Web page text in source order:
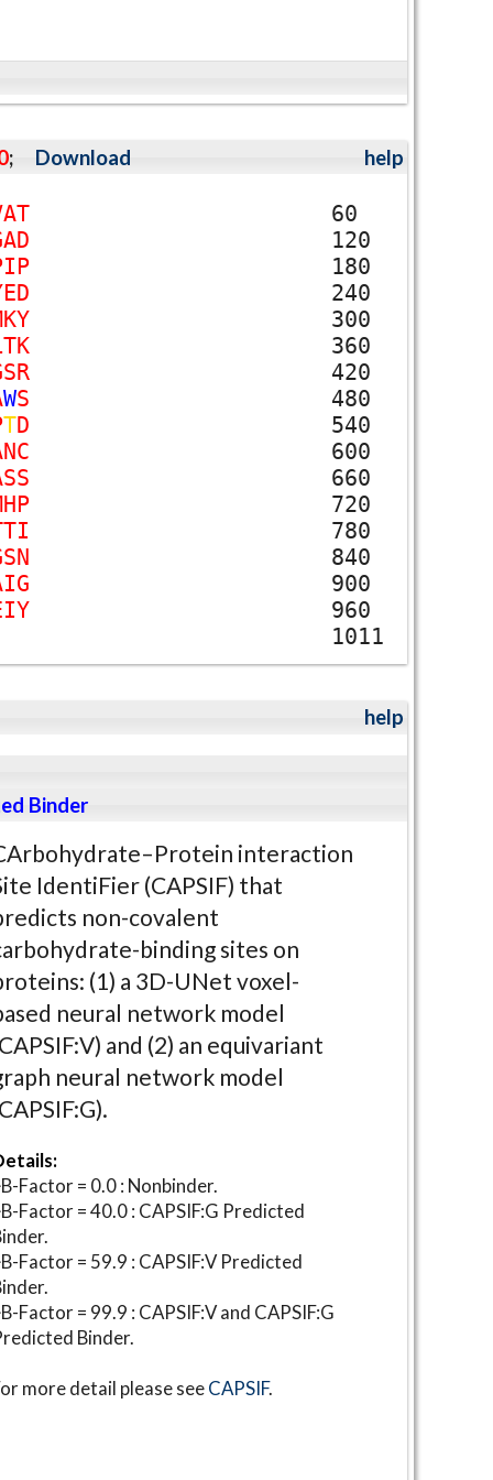
; Download help
AT
60
AD
120
IP
180
ED
240
KY
300
TK
360
SR
420
WS
480
TD
540
NC
600
SS
660
HP
720
TI
780
SN
840
IG
900
IY
960
1011
help
Binder
interaction
IdentiFier (CAPSIF) that
non-covalent
binding sites on
(1) a 3D-UNet voxel-
neural network model
and (2) an equivariant
neural network model
Factor = 0.0 : Nonbinder.
Factor = 40.0 : CAPSIF:G Predicted
Factor = 59.9 : CAPSIF:V Predicted
Factor = 99.9 : CAPSIF:V and CAPSIF:G
Binder.
more detail please seeCAPSIF.